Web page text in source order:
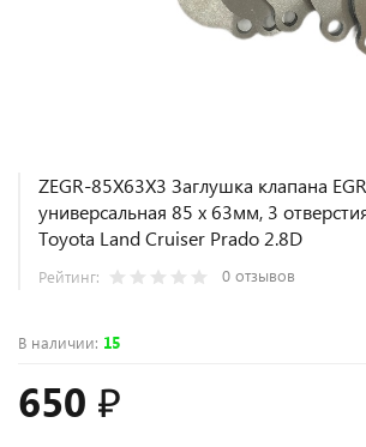
ZEGR-85X63X3 Заглушка клапана EGR
универсальная 85 x 63мм, 3
Toyota Land Cruiser Prado 2.8D
Рейтинг: 0 отзывов
В наличии: 15
650 ₽